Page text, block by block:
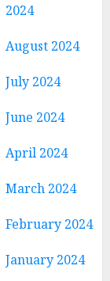
2024
August 2024
July 2024
June 2024
April 2024
March 2024
February 2024
January 2024